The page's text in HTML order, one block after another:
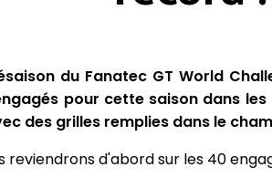
du Fanatec GT World
pour cette saison dans
des grilles remplies dans le
d'abord sur les 40